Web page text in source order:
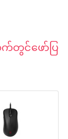
က်တွင်ဖော်ပြ